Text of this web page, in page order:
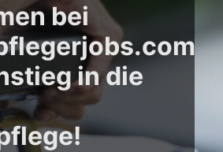
bei
in die